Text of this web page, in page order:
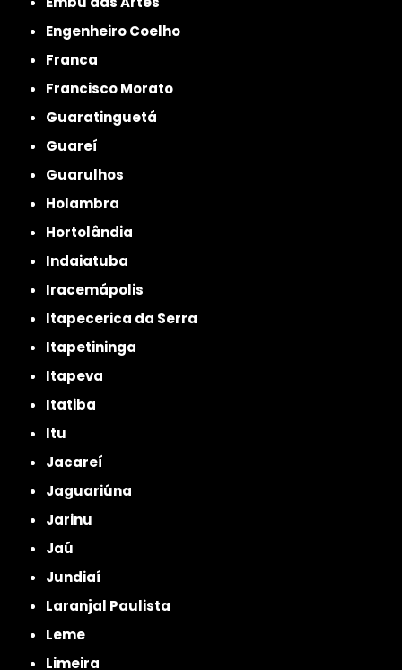
Engenheiro Coelho
Franca
Francisco Morato
Guaratinguetá
Guareí
Guarulhos
Holambra
Hortolândia
Indaiatuba
Iracemápolis
Itapecerica da Serra
Itapetininga
Itapeva
Itatiba
Itu
Jacareí
Jaguariúna
Jarinu
Jaú
Jundiaí
Laranjal Paulista
Leme
Limeira